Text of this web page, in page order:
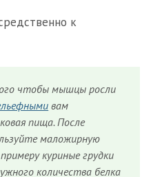
к
чтобы мышцы росли
вам
пища. После
маложирную
куриные грудки
количества белка